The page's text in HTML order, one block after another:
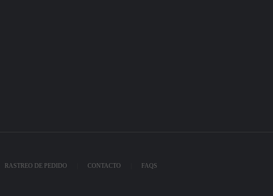
RASTREO DE PEDIDO CONTACTO FAQS